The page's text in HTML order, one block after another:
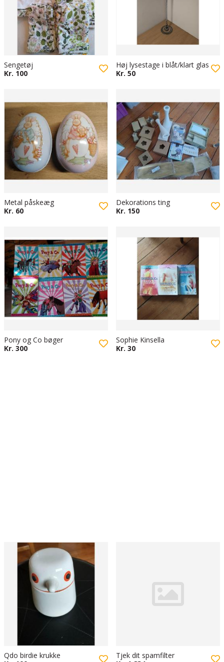
Sengetøj
Kr. 100
Høj lysestage i blåt/klart glas
Kr. 50
Metal påskeæg
Kr. 60
Dekorations ting
Kr. 150
Pony og Co bøger
Kr. 300
Sophie Kinsella
Kr. 30
Qdo birdie krukke
Tjek dit spamfilter